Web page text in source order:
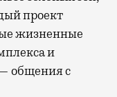
проект
жизненные
и
общения с